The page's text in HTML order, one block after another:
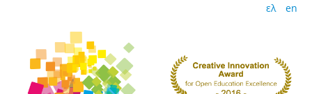
ελ en